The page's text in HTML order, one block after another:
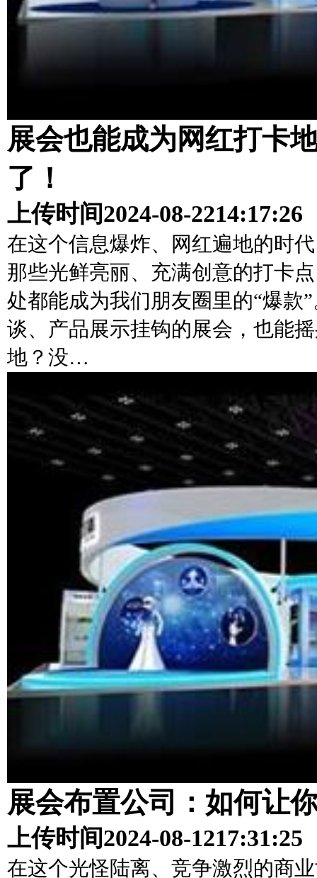
展会也能成为网红打卡
了！
上传时间2024-08-2214:17:26
在这个信息爆炸、网红遍地的时
那些光鲜亮丽、充满创意的打卡
处都能成为我们朋友圈里的“爆款
谈、产品展示挂钩的展会，也能
地？没…
展会布置公司：如何让
上传时间2024-08-1217:31:25
在这个光怪陆离、竞争激烈的商